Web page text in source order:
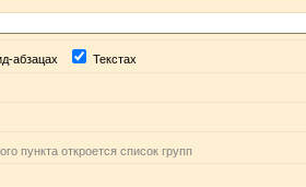
абзацах Текстах
пункта откроется список групп